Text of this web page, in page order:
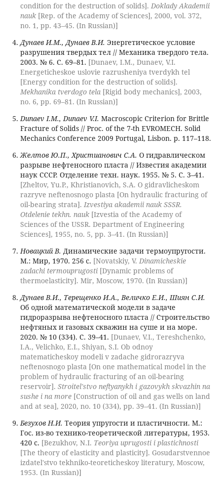
condition for the destruction of solids]. Doklady Akademii
nauk[Rep. of the Academy of Sciences], 2000, vol. 372,
no. 1, pp. 43–45. (In Russian)]
Дунаев И.М., Дунаев В.И. Энергетическое условие
разрушения твердых тел // Механика твердого тела.
2003. № 6. С. 69–81. [Dunaev, I.M., Dunaev, V.I.
Energeticheskoe uslovie razrusheniya tverdykh tel
[Energy condition for the destruction of solids].
Mekhanika tverdogo tela[Rigid body mechanics], 2003,
no. 6, pp. 69–81. (In Russian)]
Dunaev I.M., Dunaev V.I. Macroscopic Criterion for Brittle
Fracture of Solids // Proc. of the 7-th EVROMECH. Solid
Mechanics Conference 2009 Portugal, Lisbon. p. 117–118.
Желтов Ю.П., Христианович С.А. О гидравлическом
разрыве нефтеносного пласта // Известия академии
наук СССР. Отделение техн. наук. 1955. № 5. С. 3–41.
[Zheltov, Yu.P., Khristianovich, S.A. O gidravlicheskom
razryve neftenosnogo plasta [On hydraulic fracturing of
oil-bearing strata]. Izvestiya akademii nauk SSSR.
Otdelenie tekhn. nauk[Izvestia of the Academy of
Sciences of the USSR. Department of Engineering
Sciences], 1955, no. 5, pp. 3–41. (In Russian)]
Новацкий В. Динамические задачи термоупругости.
М.: Мир, 1970. 256 с. [Novatskiy, V. Dinamicheskie
zadachi termouprugosti[Dynamic problems of
thermoelasticity]. Mir, Moscow, 1970. (In Russian)]
Дунаев В.И., Терещенко И.А., Величко Е.И., Шиян С.И.
Об одной математической модели в задаче
гидроразрыва нефтеносного пласта // Строительство
нефтяных и газовых скважин на суше и на море.
2020. № 10 (334). С. 39–41. [Dunaev, V.I., Tereshchenko,
I.A., Velichko, E.I., Shiyan, S.I. Ob odnoy
matematicheskoy modeli v zadache gidrorazryva
neftenosnogo plasta [On one mathematical model in the
problem of hydraulic fracturing of an oil-bearing
reservoir]. Stroitel'stvo neftyanykh i gazovykh skvazhin na
sushe i na more[Construction of oil and gas wells on land
and at sea], 2020, no. 10 (334), pp. 39–41. (In Russian)]
Безухов Н.И. Теория упругости и пластичности. М.:
Гос. из-во технико-теоретической литературы, 1953.
420 с. [Bezukhov, N.I. Teoriya uprugosti i plastichnosti
[The theory of elasticity and plasticity]. Gosudarstvennoe
izdatel'stvo tekhniko-teoreticheskoy literatury, Moscow,
1953. (In Russian)]